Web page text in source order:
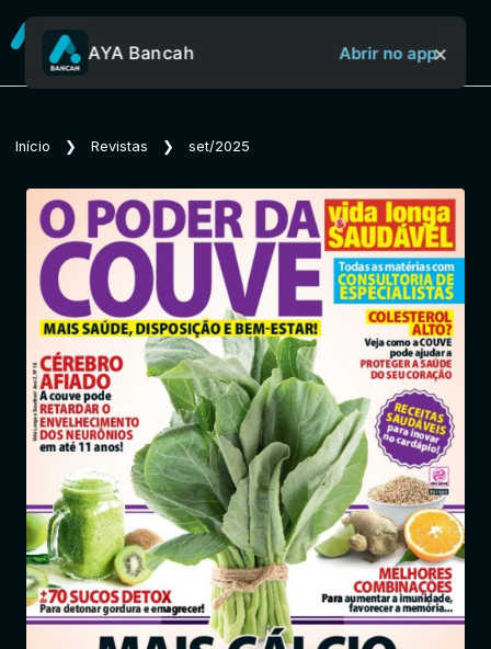
Sobre o Aya Bancah
Início
Revistas
Jornais
Notícias
Entrar
AYA Bancah Abrir no app×
Início ❯ Revistas ❯ set/2025